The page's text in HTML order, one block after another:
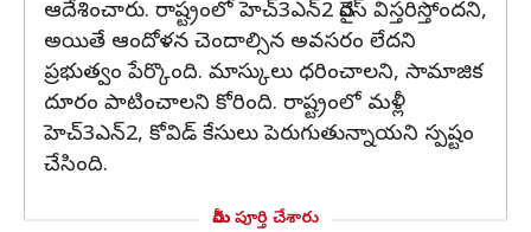
ఆదేశించారు. రాష్ట్రంలో హెచ్‌3ఎన్‌2 వైరస్‌ విస్తరిస్తోందని,
అయితే ఆందోళన చెందాల్సిన అవసరం లేదని
ప్రభుత్వం పేర్కొంది. మాస్కులు ధరించాలని, సామాజిక
దూరం పాటించాలని కోరింది. రాష్ట్రంలో మళ్లీ
హెచ్3ఎన్2, కోవిడ్ కేసులు పెరుగుతున్నాయని స్పష్టం
చేసింది.
మీరు పూర్తి చేశారు